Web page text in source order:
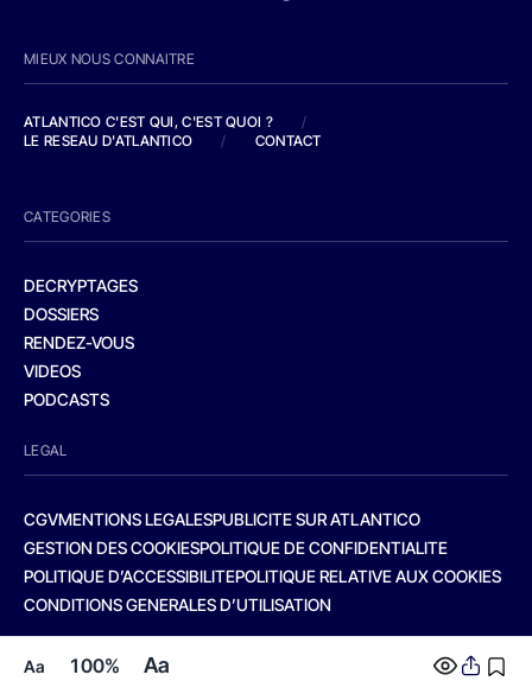
Aa 100% Aa
MIEUX NOUS CONNAITRE
ATLANTICO C'EST QUI, C'EST QUOI ?
/
LE RESEAU D'ATLANTICO
/ CONTACT
CATEGORIES
DECRYPTAGES
DOSSIERS
RENDEZ-VOUS
VIDEOS
PODCASTS
LEGAL
CGVMENTIONS LEGALESPUBLICITE SUR ATLANTICO
GESTION DES COOKIESPOLITIQUE DE CONFIDENTIALITE
POLITIQUE D’ACCESSIBILITEPOLITIQUE RELATIVE AUX COOKIES
CONDITIONS GENERALES D’UTILISATION